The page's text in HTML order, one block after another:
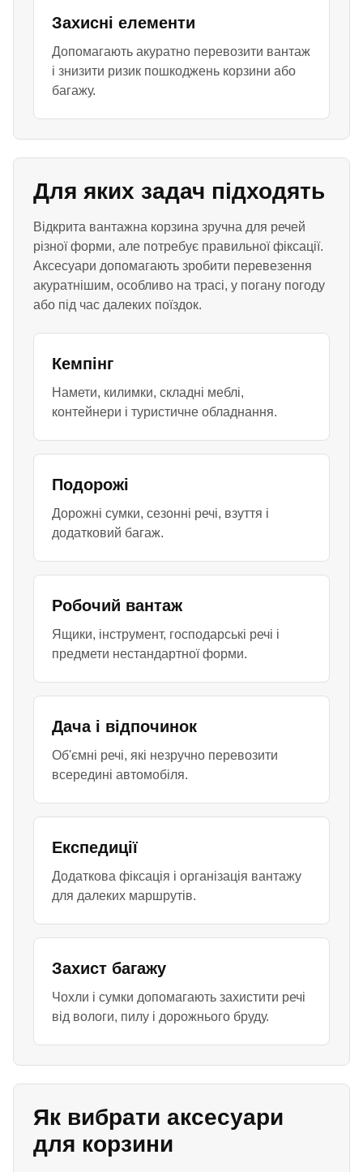
Захисні елементи
Допомагають акуратно перевозити вантаж
і знизити ризик пошкоджень корзини або
багажу.
Для яких задач підходять
Відкрита вантажна корзина зручна для речей
різної форми, але потребує правильної фіксації.
Аксесуари допомагають зробити перевезення
акуратнішим, особливо на трасі, у погану погоду
або під час далеких поїздок.
Кемпінг
Намети, килимки, складні меблі,
контейнери і туристичне обладнання.
Подорожі
Дорожні сумки, сезонні речі, взуття і
додатковий багаж.
Робочий вантаж
Ящики, інструмент, господарські речі і
предмети нестандартної форми.
Дача і відпочинок
Об'ємні речі, які незручно перевозити
всередині автомобіля.
Експедиції
Додаткова фіксація і організація вантажу
для далеких маршрутів.
Захист багажу
Чохли і сумки допомагають захистити речі
від вологи, пилу і дорожнього бруду.
Як вибрати аксесуари
для корзини